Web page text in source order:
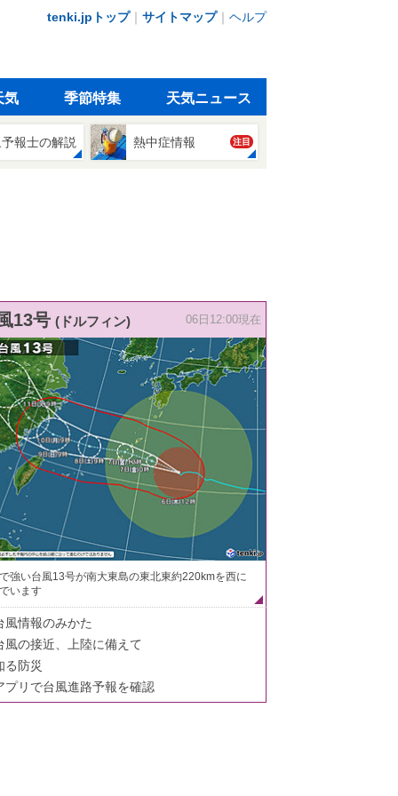
tenki.jpトップ｜ サイトマップ｜ ヘルプ
気 季節特集 天気ニュース
報士の解説 熱中症情報 注目
13号 (ドルフィン) 06日12:00現在
強い台風13号が南大東島の東北東約220kmを西に
います
風情報のみかた
風の接近、上陸に備えて
る防災
プリで台風進路予報を確認